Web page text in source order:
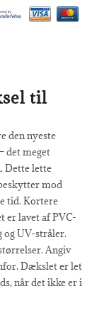
til
den nyeste
det meget
Dette lette
mod
tid. Kortere
er lavet af PVC-
og UV-stråler.
Angiv
Dækslet er let
når det ikke er i